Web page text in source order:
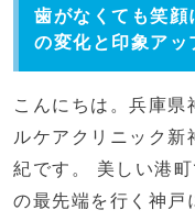
歯がなくても笑顔
の変化と印象アッ
こんにちは。兵庫県
ルケアクリニック新
紀です。 美しい港
の最先端を行く神戸